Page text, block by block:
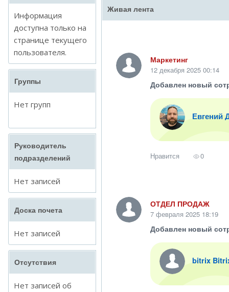
Информация
доступна только на
странице текущего
пользователя.
Группы
Нет групп
Руководитель
подразделений
Нет записей
Доска почета
Нет записей
Отсутствия
Нет записей об
Живая лента
Маркетинг
12 декабря 2025 00:14
Добавлен новый
Евгений
Нравится 0
ОТДЕЛ ПРОДАЖ
7 февраля 2025 18:19
Добавлен новый
bitrix